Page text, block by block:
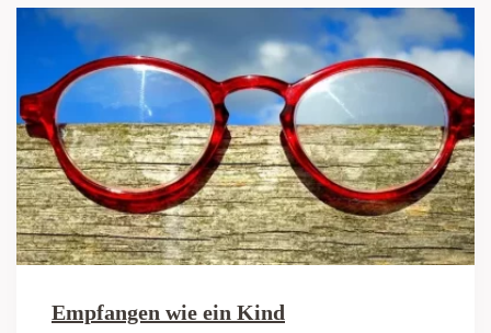
Empfangen wie ein Kind